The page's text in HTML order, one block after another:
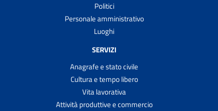
Politici
Personale amministrativo
Luoghi
SERVIZI
Anagrafe e stato civile
Cultura e tempo libero
Vita lavorativa
Attività produttive e commercio